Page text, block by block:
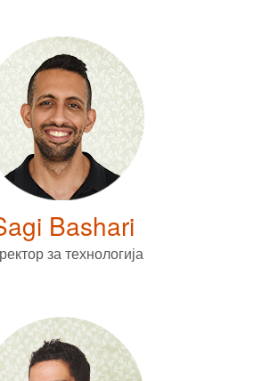
Bashari
за технологија